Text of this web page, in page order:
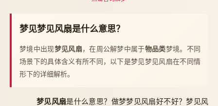
梦见梦见风扇是什么意思？
梦境中出现梦见风扇，在周公解梦中属于物品类梦境。不同
场景下的具体含义有所不同，以下是梦见梦见风扇在不同情
形下的详细解析。
梦见风扇是什么意思？做梦梦见风扇好不好？梦见风